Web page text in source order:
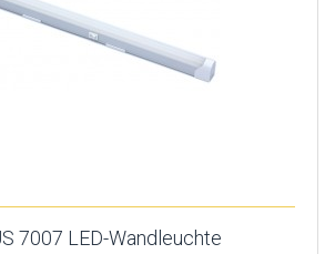
7007 LED-Wandleuchte